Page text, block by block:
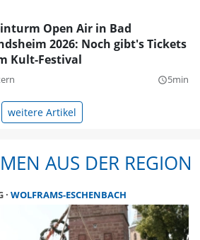
Open Air in Bad
2026: Noch gibt's Tickets
Kult-Festival
query_builder5min
weitere Artikel
AUS DER REGION
WOLFRAMS-ESCHENBACH